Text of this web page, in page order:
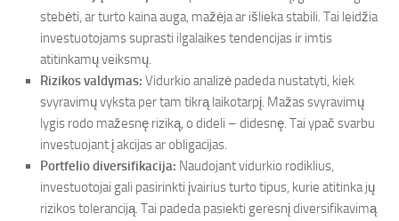
stebėti, ar turto kaina auga, mažėja ar išlieka stabili. Tai leidžia
investuotojams suprasti ilgalaikes tendencijas ir imtis
atitinkamų veiksmų.
Rizikos valdymas: Vidurkio analizė padeda nustatyti, kiek
svyravimų vyksta per tam tikrą laikotarpį. Mažas svyravimų
lygis rodo mažesnę riziką, o dideli – didesnę. Tai ypač svarbu
investuojant į akcijas ar obligacijas.
Portfelio diversifikacija: Naudojant vidurkio rodiklius,
investuotojai gali pasirinkti įvairius turto tipus, kurie atitinka jų
rizikos toleranciją. Tai padeda pasiekti geresnį diversifikavimą